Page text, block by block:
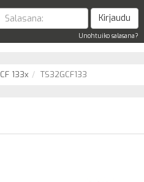
Unohtuiko salasana?
CF 133x TS32GCF133